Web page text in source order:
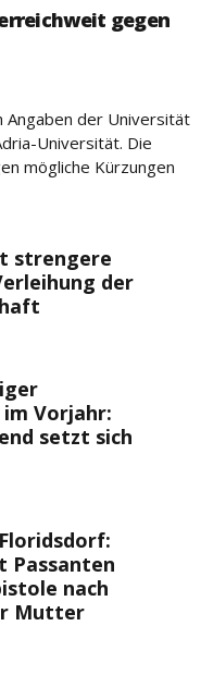
gegen
Angaben der Universität
Universität. Die
mögliche Kürzungen
strengere
der
Vorjahr:
setzt sich
Passanten
nach
Mutter